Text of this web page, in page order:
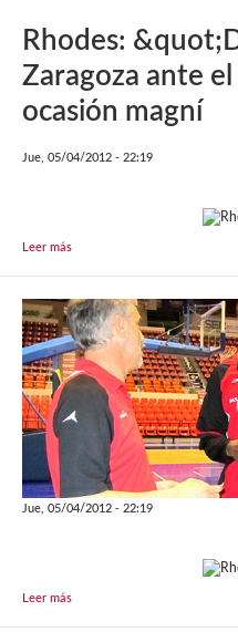
Rhodes:
Zaragoza ante
ocasión magní
Jue, 05/04/2012 - 22:19
Leer más
Jue, 05/04/2012 - 22:19
Leer más